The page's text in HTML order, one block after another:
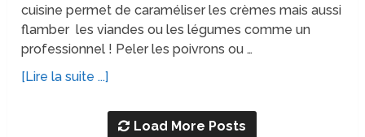
cuisine permet de caraméliser les crèmes mais aussi
flamber les viandes ou les légumes comme un
professionnel ! Peler les poivrons ou …
[Lire la suite ...]
Load More Posts